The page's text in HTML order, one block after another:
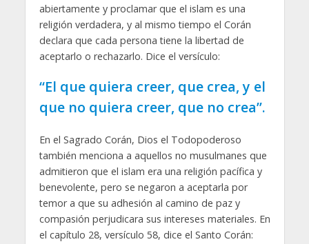
abiertamente y proclamar que el islam es una
religión verdadera, y al mismo tiempo el Corán
declara que cada persona tiene la libertad de
aceptarlo o rechazarlo. Dice el versículo:
“El que quiera creer, que crea, y el
que no quiera creer, que no crea”.
En el Sagrado Corán, Dios el Todopoderoso
también menciona a aquellos no musulmanes que
admitieron que el islam era una religión pacífica y
benevolente, pero se negaron a aceptarla por
temor a que su adhesión al camino de paz y
compasión perjudicara sus intereses materiales. En
el capítulo 28, versículo 58, dice el Santo Corán: